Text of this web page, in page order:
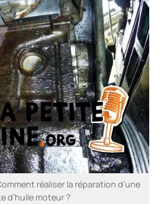
réaliser la réparation d’une
d’huile moteur ?